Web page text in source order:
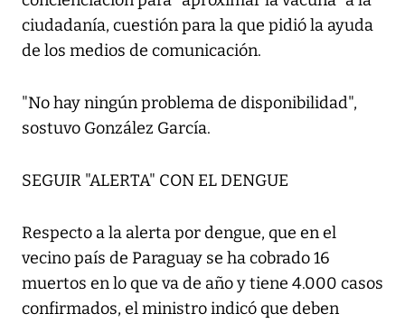
ciudadanía, cuestión para la que pidió la ayuda
de los medios de comunicación.
"No hay ningún problema de disponibilidad",
sostuvo González García.
SEGUIR "ALERTA" CON EL DENGUE
Respecto a la alerta por dengue, que en el
vecino país de Paraguay se ha cobrado 16
muertos en lo que va de año y tiene 4.000 casos
confirmados, el ministro indicó que deben